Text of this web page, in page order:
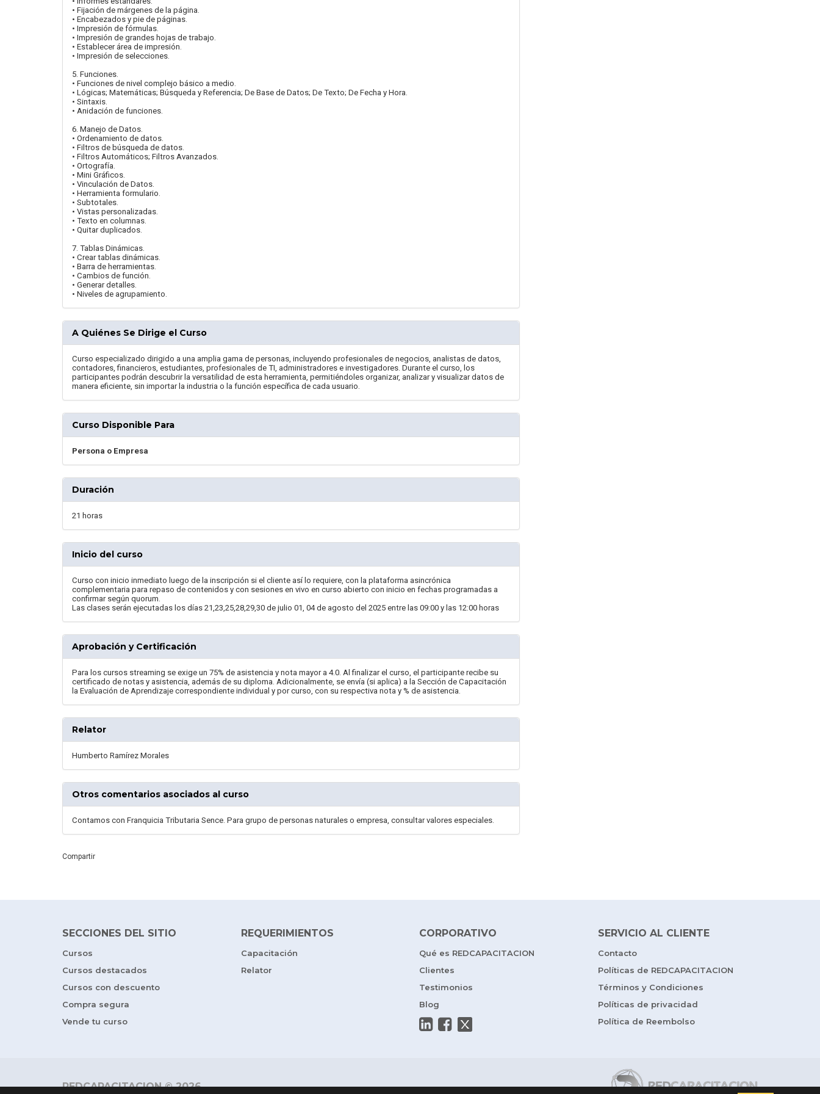
• Fijación de márgenes de la página.
• Encabezados y pie de páginas.
• Impresión de fórmulas.
• Impresión de grandes hojas de trabajo.
• Establecer área de impresión.
• Impresión de selecciones.
5. Funciones.
• Funciones de nivel complejo básico a medio.
• Lógicas; Matemáticas; Búsqueda y Referencia; De Base de Datos; De Texto; De Fecha y Hora.
• Sintaxis.
• Anidación de funciones.
6. Manejo de Datos.
• Ordenamiento de datos.
• Filtros de búsqueda de datos.
• Filtros Automáticos; Filtros Avanzados.
• Ortografía.
• Mini Gráficos.
• Vinculación de Datos.
• Herramienta formulario.
• Subtotales.
• Vistas personalizadas.
• Texto en columnas.
• Quitar duplicados.
7. Tablas Dinámicas.
• Crear tablas dinámicas.
• Barra de herramientas.
• Cambios de función.
• Generar detalles.
• Niveles de agrupamiento.
A Quiénes Se Dirige el Curso
Curso especializado dirigido a una amplia gama de personas, incluyendo profesionales de negocios, analistas de datos,
contadores, financieros, estudiantes, profesionales de TI, administradores e investigadores. Durante el curso, los
participantes podrán descubrir la versatilidad de esta herramienta, permitiéndoles organizar, analizar y visualizar datos de
manera eficiente, sin importar la industria o la función específica de cada usuario.
Curso Disponible Para
Persona o Empresa
Duración
21 horas
Inicio del curso
Curso con inicio inmediato luego de la inscripción si el cliente así lo requiere, con la plataforma asincrónica
complementaria para repaso de contenidos y con sesiones en vivo en curso abierto con inicio en fechas programadas a
confirmar según quorum.
Las clases serán ejecutadas los días 21,23,25,28,29,30 de julio 01, 04 de agosto del 2025 entre las 09:00 y las 12:00 horas
Aprobación y Certificación
Para los cursos streaming se exige un 75% de asistencia y nota mayor a 4.0. Al finalizar el curso, el participante recibe su
certificado de notas y asistencia, además de su diploma. Adicionalmente, se envía (si aplica) a la Sección de Capacitación
la Evaluación de Aprendizaje correspondiente individual y por curso, con su respectiva nota y % de asistencia.
Relator
Humberto Ramírez Morales
Otros comentarios asociados al curso
Contamos con Franquicia Tributaria Sence. Para grupo de personas naturales o empresa, consultar valores especiales.
Compartir
SECCIONES DEL SITIO
Cursos
Cursos destacados
Cursos con descuento
Compra segura
Vende tu curso
REQUERIMIENTOS
Capacitación
Relator
CORPORATIVO
Qué es REDCAPACITACION
Clientes
Testimonios
Blog
SERVICIO AL CLIENTE
Contacto
Políticas de REDCAPACITACION
Términos y Condiciones
Políticas de privacidad
Política de Reembolso
REDCAPACITACION © 2026